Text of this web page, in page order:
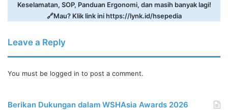
Keselamatan, SOP, Panduan Ergonomi, dan masih banyak lagi!
🔗Mau? Klik link inihttps://lynk.id/hsepedia
Leave a Reply
You must be logged in to post a comment.
Berikan Dukungan dalam WSHAsia Awards 2026